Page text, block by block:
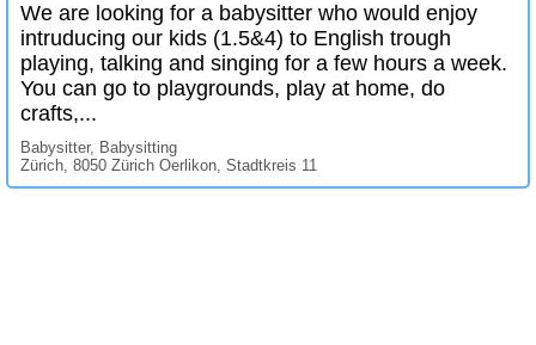
We are looking for a babysitter who would enjoy
intruducing our kids (1.5&4) to English trough
playing, talking and singing for a few hours a week.
You can go to playgrounds, play at home, do
crafts,...
Babysitter, Babysitting
Zürich, 8050 Zürich Oerlikon, Stadtkreis 11